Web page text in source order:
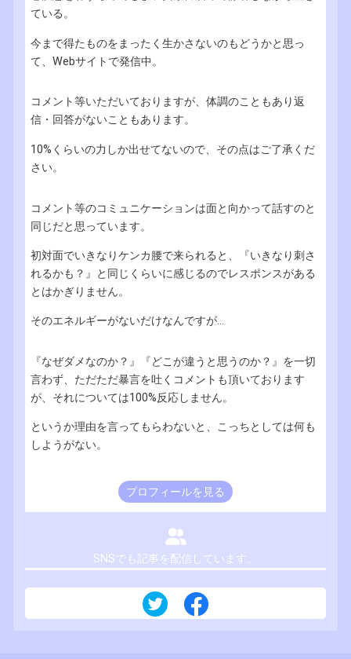
ている。
今まで得たものをまったく生かさないのもどうかと思っ
て、Webサイトで発信中。
コメント等いただいておりますが、体調のこともあり返
信・回答がないこともあります。
10%くらいの力しか出せてないので、その点はご了承くだ
さい。
コメント等のコミュニケーションは面と向かって話すのと
同じだと思っています。
初対面でいきなりケンカ腰で来られると、『いきなり刺さ
れるかも？』と同じくらいに感じるのでレスポンスがある
とはかぎりません。
そのエネルギーがないだけなんですが...
『なぜダメなのか？』『どこが違うと思うのか？』を一切
言わず、ただただ暴言を吐くコメントも頂いております
が、それについては100%反応しません。
というか理由を言ってもらわないと、こっちとしては何も
しようがない。
プロフィールを見る
SNSでも記事を配信しています。